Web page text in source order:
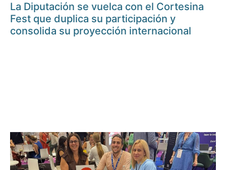
La Diputación se vuelca con el Cortesina
Fest que duplica su participación y
consolida su proyección internacional